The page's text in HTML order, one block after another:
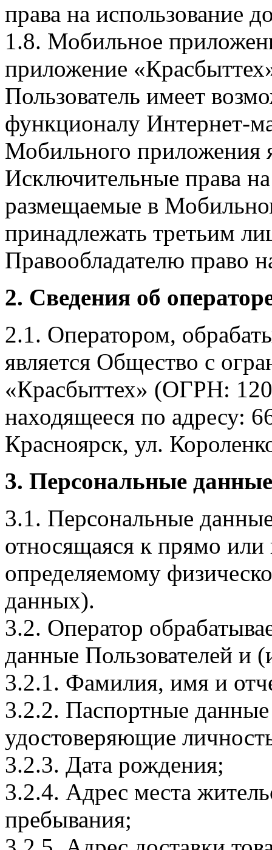
права на использование
1.8. Мобильное
приложение
Пользователь имеет
функционалу Интернет-
Мобильного приложения
Исключительные права
размещаемые в
принадлежать третьим
Правообладателю право
2. Сведения об
2.1. Оператором,
является Общество с
«Красбыттех» (ОГРН:
находящееся по адресу:
Красноярск, ул.
3. Персональные
3.1. Персональные
относящаяся к прямо
определяемому
данных).
3.2. Оператор
данные Пользователей и
3.2.1. Фамилия, имя и
3.2.2. Паспортные
удостоверяющие
3.2.3. Дата рождения;
3.2.4. Адрес места
пребывания;